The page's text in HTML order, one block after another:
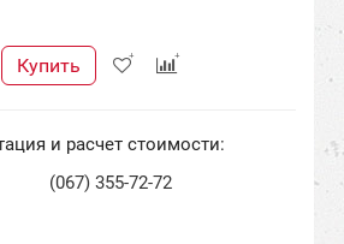
Купить
и расчет стоимости:
(067) 355-72-72